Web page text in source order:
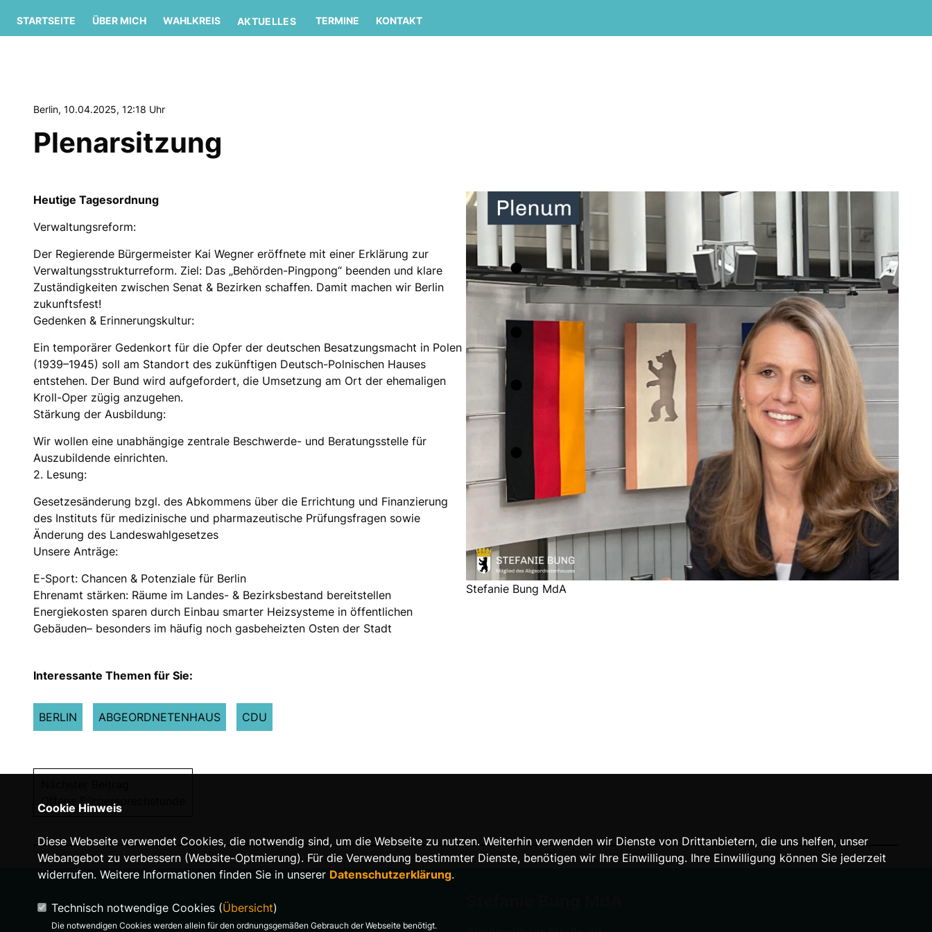
STARTSEITE ÜBER MICH WAHLKREIS AKTUELLES TERMINE KONTAKT
Berlin, 10.04.2025, 12:18 Uhr
Plenarsitzung
Heutige Tagesordnung
Verwaltungsreform:
Der Regierende Bürgermeister Kai Wegner eröffnete mit einer Erklärung zur
Verwaltungsstrukturreform. Ziel: Das „Behörden-Pingpong“ beenden und klare
Zuständigkeiten zwischen Senat & Bezirken schaffen. Damit machen wir Berlin
zukunftsfest!
Gedenken & Erinnerungskultur:
Ein temporärer Gedenkort für die Opfer der deutschen Besatzungsmacht in Polen
(1939–1945) soll am Standort des zukünftigen Deutsch-Polnischen Hauses
entstehen. Der Bund wird aufgefordert, die Umsetzung am Ort der ehemaligen
Kroll-Oper zügig anzugehen.
Stärkung der Ausbildung:
Wir wollen eine unabhängige zentrale Beschwerde- und Beratungsstelle für
Auszubildende einrichten.
2. Lesung:
Gesetzesänderung bzgl. des Abkommens über die Errichtung und Finanzierung
des Instituts für medizinische und pharmazeutische Prüfungsfragen sowie
Änderung des Landeswahlgesetzes
Unsere Anträge:
E-Sport: Chancen & Potenziale für Berlin
Ehrenamt stärken: Räume im Landes- & Bezirksbestand bereitstellen
Energiekosten sparen durch Einbau smarter Heizsysteme in öffentlichen
Gebäuden– besonders im häufig noch gasbeheizten Osten der Stadt
Interessante Themen für Sie:
BERLIN ABGEORDNETENHAUS CDU
Offene Bürgersprechstunde
Stefanie Bung MdA
Cookie Hinweis
Diese Webseite verwendet Cookies, die notwendig sind, um die Webseite zu nutzen. Weiterhin verwenden wir Dienste von Drittanbietern, die uns helfen, unser
Webangebot zu verbessern (Website-Optmierung). Für die Verwendung bestimmter Dienste, benötigen wir Ihre Einwilligung. Ihre Einwilligung können Sie jederzeit
widerrufen. Weitere Informationen finden Sie in unserer Datenschutzerklärung.
Technisch notwendige Cookies (Übersicht)
Die notwendigen Cookies werden allein für den ordnungsgemäßen Gebrauch der Webseite benötigt.